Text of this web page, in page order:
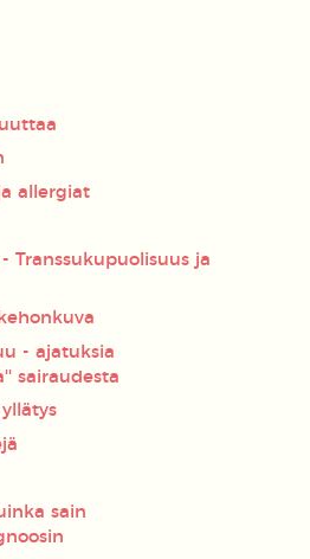
allergiat
Transsukupuolisuus ja
- ajatuksia
sairaudesta
sain